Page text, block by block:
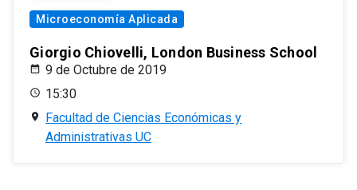
Microeconomía Aplicada
Giorgio Chiovelli, London Business School
9 de Octubre de 2019
15:30
Facultad de Ciencias Económicas y
Administrativas UC